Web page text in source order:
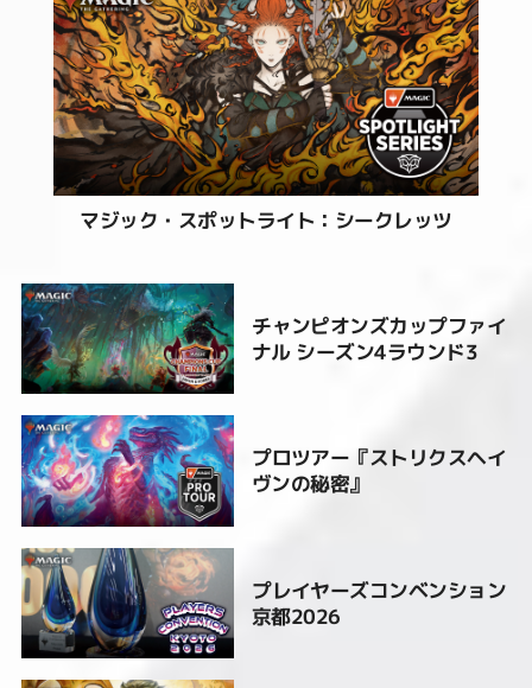
マジック・スポットライト：シークレッツ
チャンピオンズカップファイ
ナル シーズン4ラウンド3
プロツアー『ストリクスヘイ
ヴンの秘密』
プレイヤーズコンベンション
京都2026